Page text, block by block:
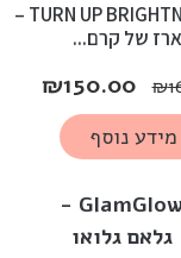
GlamGlow -
גלאם גלואו
TURN UP BRIGHTNESS SET –
של קרם...
₪
₪150.00
מידע נוסף